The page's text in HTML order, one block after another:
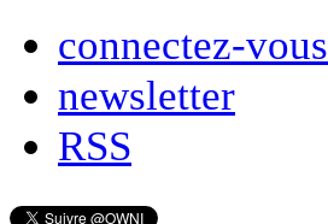
connectez-vous
newsletter
RSS